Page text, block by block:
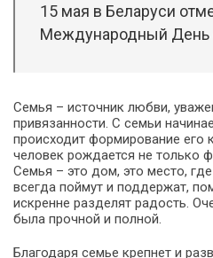
15 мая в Беларуси
Международный День
Семья – источник любви,
привязанности. С семьи
происходит формирование его
человек рождается не только
Семья – это дом, это место,
всегда поймут и поддержат,
искренне разделят радость.
была прочной и полной.
Благодаря семье крепнет и